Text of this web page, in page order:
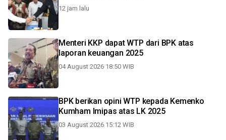
12 jam lalu
Menteri KKP dapat WTP dari BPK atas
laporan keuangan 2025
04 August 2026 18:50 WIB
BPK berikan opini WTP kepada Kemenko
Kumham Imipas atas LK 2025
03 August 2026 15:12 WIB